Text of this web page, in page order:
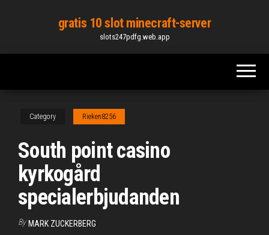
content
gratis 10 slot minecraft-server
slots247pdfg.web.app
Category Rieken8256
South point casino
kyrkogård
specialerbjudanden
By MARK ZUCKERBERG